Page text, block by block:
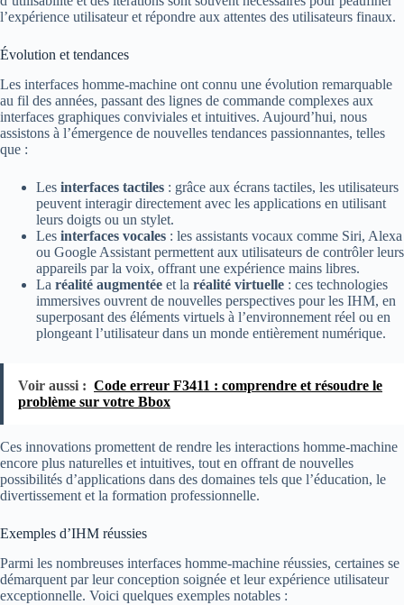
l’expérience utilisateur et répondre aux attentes des utilisateurs finaux.
Évolution et tendances
Les interfaces homme-machine ont connu une évolution remarquable
au fil des années, passant des lignes de commande complexes aux
interfaces graphiques conviviales et intuitives. Aujourd’hui, nous
assistons à l’émergence de nouvelles tendances passionnantes, telles
que :
Les interfaces tactiles : grâce aux écrans tactiles, les utilisateurs
peuvent interagir directement avec les applications en utilisant
leurs doigts ou un stylet.
Les interfaces vocales : les assistants vocaux comme Siri, Alexa
ou Google Assistant permettent aux utilisateurs de contrôler leurs
appareils par la voix, offrant une expérience mains libres.
La réalité augmentée et la réalité virtuelle : ces technologies
immersives ouvrent de nouvelles perspectives pour les IHM, en
superposant des éléments virtuels à l’environnement réel ou en
plongeant l’utilisateur dans un monde entièrement numérique.
Voir aussi : Code erreur F3411 : comprendre et résoudre le
problème sur votre Bbox
Ces innovations promettent de rendre les interactions homme-machine
encore plus naturelles et intuitives, tout en offrant de nouvelles
possibilités d’applications dans des domaines tels que l’éducation, le
divertissement et la formation professionnelle.
Exemples d’IHM réussies
Parmi les nombreuses interfaces homme-machine réussies, certaines se
démarquent par leur conception soignée et leur expérience utilisateur
exceptionnelle. Voici quelques exemples notables :